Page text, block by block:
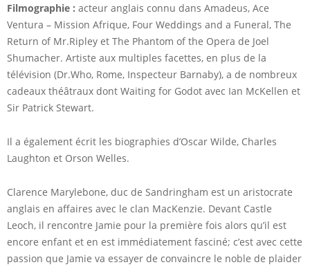
Filmographie : acteur anglais connu dans Amadeus, Ace
Ventura – Mission Afrique, Four Weddings and a Funeral, The
Return of Mr.Ripley et The Phantom of the Opera de Joel
Shumacher. Artiste aux multiples facettes, en plus de la
télévision (Dr.Who, Rome, Inspecteur Barnaby), a de nombreux
cadeaux théâtraux dont Waiting for Godot avec Ian McKellen et
Sir Patrick Stewart.
Il a également écrit les biographies d’Oscar Wilde, Charles
Laughton et Orson Welles.
Clarence Marylebone, duc de Sandringham est un aristocrate
anglais en affaires avec le clan MacKenzie. Devant Castle
Leoch, il rencontre Jamie pour la première fois alors qu’il est
encore enfant et en est immédiatement fasciné; c’est avec cette
passion que Jamie va essayer de convaincre le noble de plaider